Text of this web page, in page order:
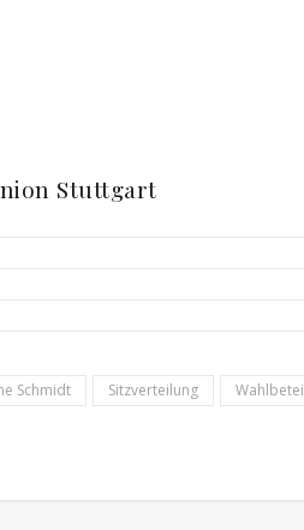
Stuttgart
Schmidt Sitzverteilung